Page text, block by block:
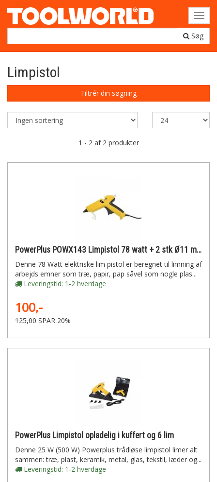
Søg
Limpistol
Filtrér din søgning
1 - 2 af 2 produkter
PowerPlus POWX143 Limpistol 78 watt + 2 stk Ø11 mm stifter
Denne 78 Watt elektriske lim pistol er beregnet til limning af
arbejds emner som træ, papir, pap såvel som nogle plas...
Leveringstid: 1-2 hverdage
100,-
125,00 SPAR 20%
PowerPlus Limpistol opladelig i kuffert og 6 lim
Denne 25 W (500 W) Powerplus trådløse limpistol limer alt
sammen: træ, plast, keramik, metal, glas, tekstil, læder og...
Leveringstid: 1-2 hverdage